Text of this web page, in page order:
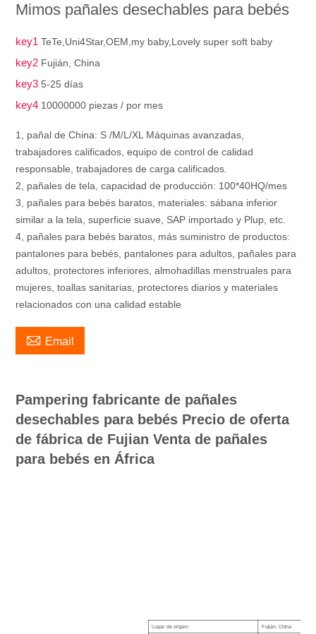
Mimos pañales desechables para bebés
key1TeTe,Uni4Star,OEM,my baby,Lovely super soft baby
key2 Fujián, China
key35-25 días
key4 10000000 piezas / por mes
1, pañal de China: S /M/L/XL Máquinas avanzadas,
trabajadores calificados, equipo de control de calidad
responsable, trabajadores de carga calificados.
2, pañales de tela, capacidad de producción: 100*40HQ/mes
3, pañales para bebés baratos, materiales: sábana inferior
similar a la tela, superficie suave, SAP importado y Plup, etc.
4, pañales para bebés baratos, más suministro de productos:
pantalones para bebés, pantalones para adultos, pañales para
adultos, protectores inferiores, almohadillas menstruales para
mujeres, toallas sanitarias, protectores diarios y materiales
relacionados con una calidad estable
 Email
Pampering fabricante de pañales
desechables para bebés Precio de oferta
de fábrica de Fujian Venta de pañales
para bebés en África
Lugar de origen: Fujián, China